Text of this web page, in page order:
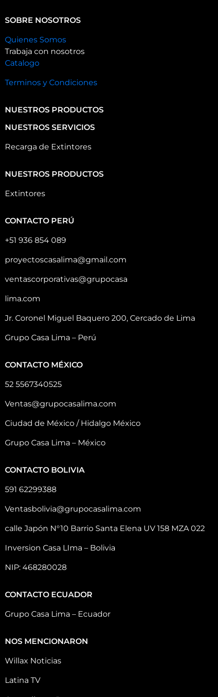
SOBRE NOSOTROS
Quienes Somos
Trabaja con nosotros
Catalogo
Terminos y Condiciones
NUESTROS PRODUCTOS
NUESTROS SERVICIOS
Recarga de Extintores
NUESTROS PRODUCTOS
Extintores
CONTACTO PERÚ
+51 936 854 089
proyectoscasalima@gmail.com
ventascorporativas@grupocasa
lima.com
Jr. Coronel Miguel Baquero 200, Cercado de Lima
Grupo Casa Lima – Perú
CONTACTO MÉXICO
52 5567340525
Ventas@grupocasalima.com
Ciudad de México / Hidalgo México
Grupo Casa Lima – México
CONTACTO BOLIVIA
591 62299388
Ventasbolivia@grupocasalima.com
calle Japón N°10 Barrio Santa Elena UV 158 MZA 022
Inversion Casa LIma – Bolivia
NIP: 468280028
CONTACTO ECUADOR
Grupo Casa Lima – Ecuador
NOS MENCIONARON
Willax Noticias
Latina TV